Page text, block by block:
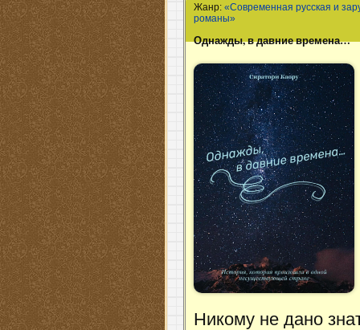
Жанр:«Современная русская и
романы»
Однажды, в давние времена…
Никому не дано